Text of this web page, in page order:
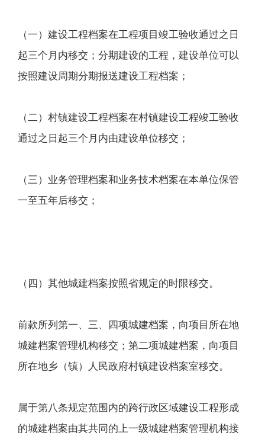
（一）建设工程档案在工程项目竣工验收通过之日
起三个月内移交；分期建设的工程，建设单位可以
按照建设周期分期报送建设工程档案；
（二）村镇建设工程档案在村镇建设工程竣工验收
通过之日起三个月内由建设单位移交；
（三）业务管理档案和业务技术档案在本单位保管
一至五年后移交；
（四）其他城建档案按照省规定的时限移交。
前款所列第一、三、四项城建档案，向项目所在地
城建档案管理机构移交；第二项城建档案，向项目
所在地乡（镇）人民政府村镇建设档案室移交。
属于第八条规定范围内的跨行政区域建设工程形成
的城建档案由其共同的上一级城建档案管理机构接